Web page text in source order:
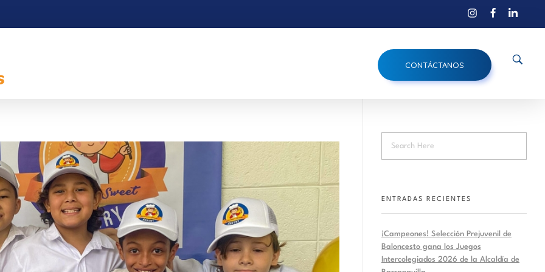
CONTÁCTANOS
ENTRADAS RECIENTES
¡Campeones! Selección Prejuvenil de
Baloncesto gana los Juegos
Intercolegiados 2026 de la Alcaldía de